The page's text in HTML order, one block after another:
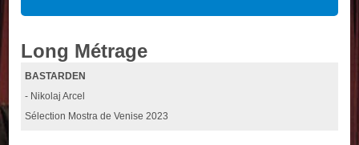
Long Métrage
BASTARDEN
- Nikolaj Arcel
Sélection Mostra de Venise 2023